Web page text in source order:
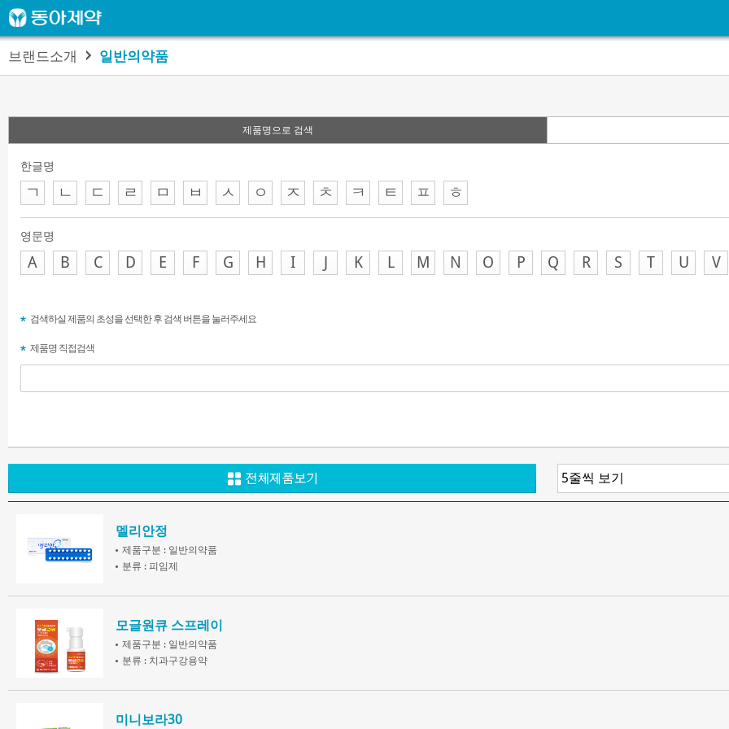
브랜드소개 일반의약품
제품명으로 검색
한글명
ㄱ ㄴ ㄷ ㄹ ㅁ ㅂ ㅅ ㅇ ㅈ ㅊ ㅋ ㅌ ㅍ ㅎ
영문명
A B C D E F G H I J K L M N O P Q R S T U V
검색하실 제품의 초성을 선택한 후 검색 버튼을 눌러주세요
제품명 직접검색
멜리안정
제품구분 : 일반의약품
분류 : 피임제
모글원큐 스프레이
제품구분 : 일반의약품
분류 : 치과구강용약
미니보라30